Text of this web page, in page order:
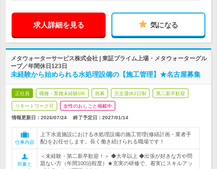
求人詳細を見る 気になる
メタウォーターサービス株式会社 | 東証プライム上場・メタウォーターグル
ープ／年間休日123日
未経験から始められる水処理設備の【施工管理】★名古屋募集
正社員 職種・業種未経験OK 急募 完全週休2日制 第二新卒歓迎
リモートワーク可 女性のおしごと掲載中
情報更新日：2026/07/24 終了予定日： 2027/01/14
仕事内容
上下水道施設における水処理設備の施工管理(修繕計画・業者手
配)をお任せします。長く働き続けられる職場です！
対象と
＜未経験・第二新卒歓迎！＞ ◆大卒以上 ◆出張が好きな方や問
題ない方（年間100泊程度）★充実の研修で、着実にスキルアッ